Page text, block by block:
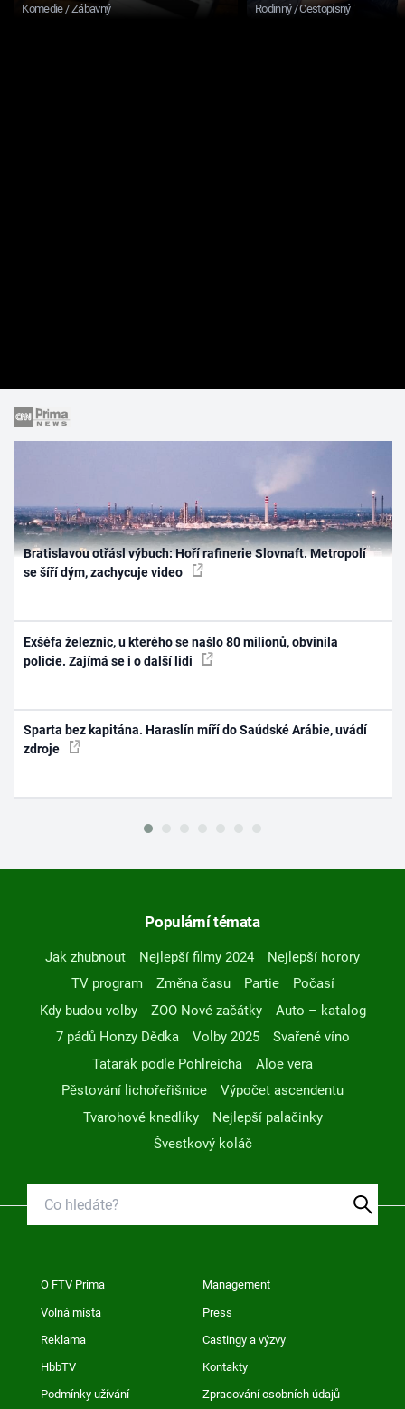
Komedie / Zábavný Rodinný / Cestopisný
Bratislavou otřásl výbuch: Hoří rafinerie Slovnaft. Metropolí
se šíří dým, zachycuje video
Exšéfa železnic, u kterého se našlo 80 milionů, obvinila
policie. Zajímá se i o další lidi
Sparta bez kapitána. Haraslín míří do Saúdské Arábie, uvádí
zdroje
Populární témata
Jak zhubnout Nejlepší filmy 2024
Nejlepší horory
TV program
Změna času Partie
Počasí
Kdy budou volby
ZOO Nové začátky
Auto – katalog
7 pádů Honzy Dědka
Volby 2025
Svařené víno
Tatarák podle Pohlreicha
Aloe vera
Pěstování lichořeřišnice
Výpočet ascendentu
Tvarohové knedlíky
Nejlepší palačinky
Švestkový koláč
O FTV Prima Management
Volná místa Press
Reklama Castingy a výzvy
HbbTV Kontakty
Podmínky užívání Zpracování osobních údajů